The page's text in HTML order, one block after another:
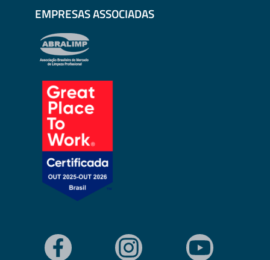
EMPRESAS ASSOCIADAS